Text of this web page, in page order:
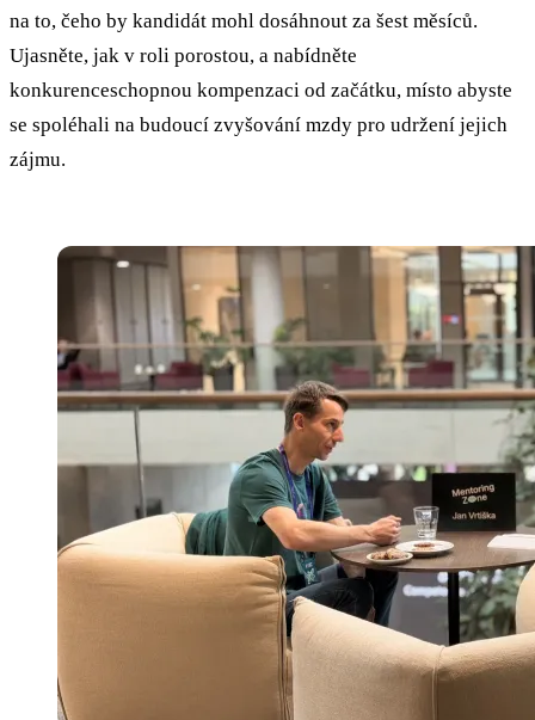
na to, čeho by kandidát mohl dosáhnout za šest měsíců.
Ujasněte, jak v roli porostou, a nabídněte
konkurenceschopnou kompenzaci od začátku, místo abyste
se spoléhali na budoucí zvyšování mzdy pro udržení jejich
zájmu.